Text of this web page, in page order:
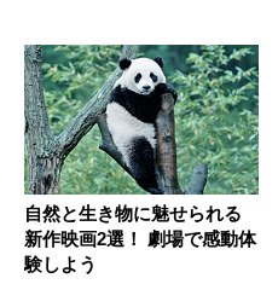
自然と生き物に魅せられる
新作映画2選！ 劇場で感動体
験しよう